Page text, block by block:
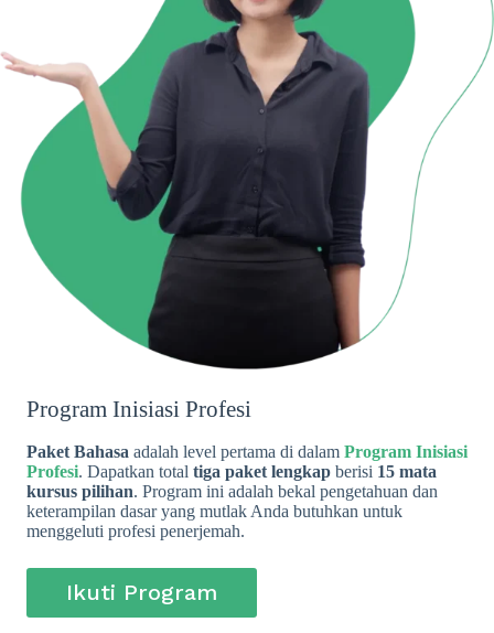
Program Inisiasi Profesi
Paket Bahasa adalah level pertama di dalam Program Inisiasi
Profesi. Dapatkan total tiga paket lengkap berisi 15 mata
kursus pilihan. Program ini adalah bekal pengetahuan dan
keterampilan dasar yang mutlak Anda butuhkan untuk
menggeluti profesi penerjemah.
Ikuti Program